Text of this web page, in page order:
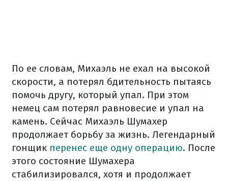
По ее словам, Михаэль не ехал на высокой
скорости, а потерял бдительность пытаясь
помочь другу, который упал. При этом
немец сам потерял равновесие и упал на
камень. Сейчас Михаэль Шумахер
продолжает борьбу за жизнь. Легендарный
гонщик перенес еще одну операцию. После
этого состояние Шумахера
стабилизировался, хотя и продолжает